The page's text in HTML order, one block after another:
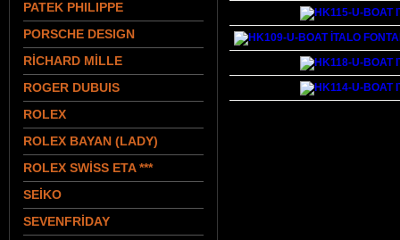
PATEK PHILIPPE
PORSCHE DESIGN
RİCHARD MİLLE
ROGER DUBUIS
ROLEX
ROLEX BAYAN (LADY)
ROLEX SWİSS ETA ***
SEİKO
SEVENFRİDAY